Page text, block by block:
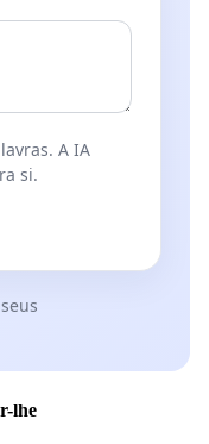
A IA
si.
lhe